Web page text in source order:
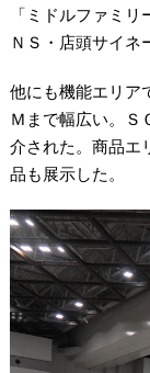
「ミドルファミ
ＮＳ・店頭サイネ
他にも機能エリア
Ｍまで幅広い。Ｓ
介された。商品エ
品も展示した。